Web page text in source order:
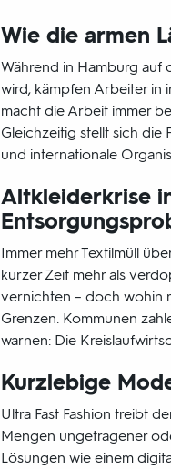
Wie die armen
Während in Hamburg auf
wird, kämpfen Arbeiter in
macht die Arbeit immer
Gleichzeitig stellt sich die
und internationale
Altkleiderkrise
Immer mehr Textilmüll
kurzer Zeit mehr als
vernichten – doch wohin
Grenzen. Kommunen
warnen: Die
Kurzlebige
Ultra Fast Fashion treibt
Mengen ungetragener
Lösungen wie einem